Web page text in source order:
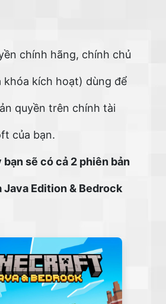
chính hãng, chính chủ
khóa kích hoạt) dùng để
quyền trên chính tài
của bạn.
bạn sẽ có cả 2 phiên bản
Java Edition & Bedrock